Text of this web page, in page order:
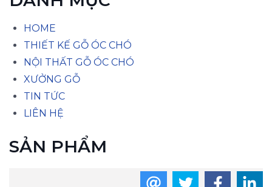
HOME
THIẾT KẾ GỖ ÓC CHÓ
NỘI THẤT GỖ ÓC CHÓ
XƯỞNG GỖ
TIN TỨC
LIÊN HỆ
SẢN PHẨM